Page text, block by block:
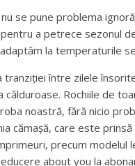
se pune problema
a petrece sezonul
la temperaturile
tranziției între zilele
Rochiile de
noastră, fără nicio
cămașă, care este
precum modelul
about you la